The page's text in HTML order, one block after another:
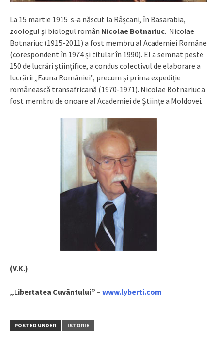
La 15 martie 1915 s-a născut la Râșcani, în Basarabia,
zoologul și biologul român Nicolae Botnariuc. Nicolae
Botnariuc (1915-2011) a fost membru al Academiei Române
(corespondent în 1974 și titular în 1990). El a semnat peste
150 de lucrări științifice, a condus colectivul de elaborare a
lucrării „Fauna României”, precum și prima expediție
românească transafricană (1970-1971). Nicolae Botnariuc a
fost membru de onoare al Academiei de Științe a Moldovei.
(V.K.)
„Libertatea Cuvântului” – www.lyberti.com
POSTED UNDER ISTORIE